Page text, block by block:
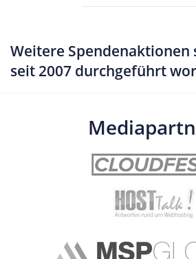
Weitere Spendenaktionen
seit 2007 durchgeführt